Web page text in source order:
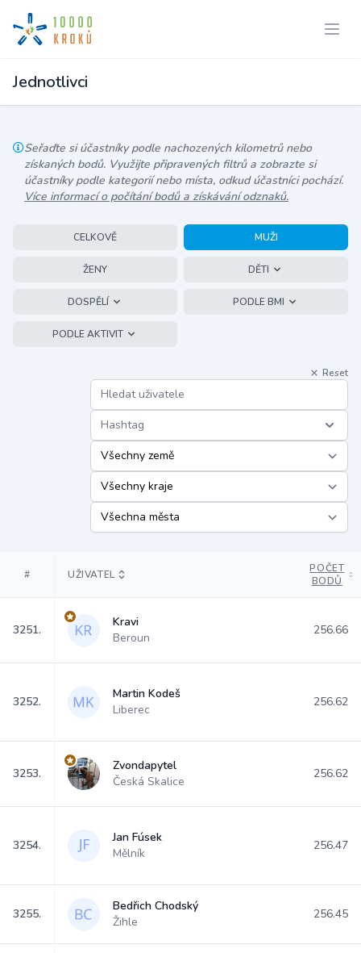
Jednotlivci
Seřaďte si účastníky podle nachozených kilometrů nebo
získaných bodů. Využijte připravených filtrů a zobrazte si
účastníky podle kategorií nebo místa, odkud účastníci pochází.
Více informací o počítání bodů a získávání odznaků.
CELKOVĚ MUŽI
ŽENY DĚTI
DOSPĚLÍ PODLE BMI
PODLE AKTIVIT
Reset
Hashtag
# UŽIVATEL
POČET
BODŮ
3251.
Kravi
Beroun
256.66
3252.
Martin Kodeš
Liberec
256.62
3253.
Zvondapytel
Česká Skalice
256.62
3254.
Jan Fúsek
Mělník
256.47
3255.
Bedřich Chodský
Žihle
256.45